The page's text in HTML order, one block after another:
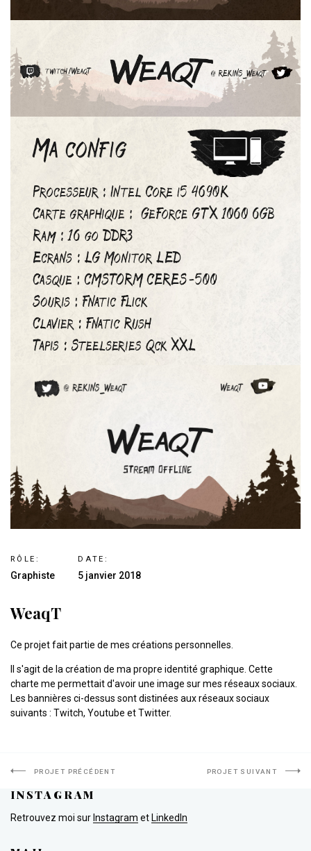
RÔLE:
Graphiste
DATE:
5 janvier 2018
WeaqT
Ce projet fait partie de mes créations personnelles.
Il s'agit de la création de ma propre identité graphique. Cette
charte me permettait d'avoir une image sur mes réseaux sociaux.
Les bannières ci-dessus sont distinées aux réseaux sociaux
suivants : Twitch, Youtube et Twitter.
PROJET PRÉCÉDENT PROJET SUIVANT
INSTAGRAM
Retrouvez moi sur Instagram et LinkedIn